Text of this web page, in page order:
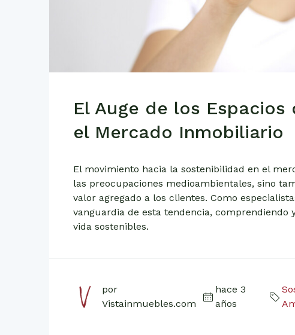
El Auge de los
el Mercado Inmobiliario
El movimiento hacia la sostenibilidad en el
las preocupaciones medioambientales, sino
valor agregado a los clientes. Como
vanguardia de esta tendencia, comprendiendo
vida sostenibles.
por
Vistainmuebles.com
hace 3
años